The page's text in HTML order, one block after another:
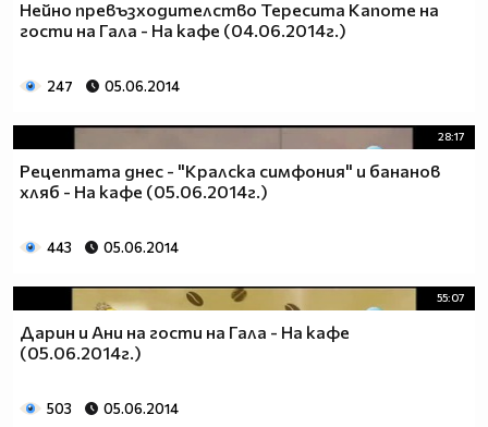
Нейно превъзходителство Тересита Капоте на
гости на Гала - На кафе (04.06.2014г.)
247 05.06.2014
28:17
Рецептата днес - "Кралска симфония" и бананов
хляб - На кафе (05.06.2014г.)
443 05.06.2014
55:07
Дарин и Ани на гости на Гала - На кафе
(05.06.2014г.)
503 05.06.2014